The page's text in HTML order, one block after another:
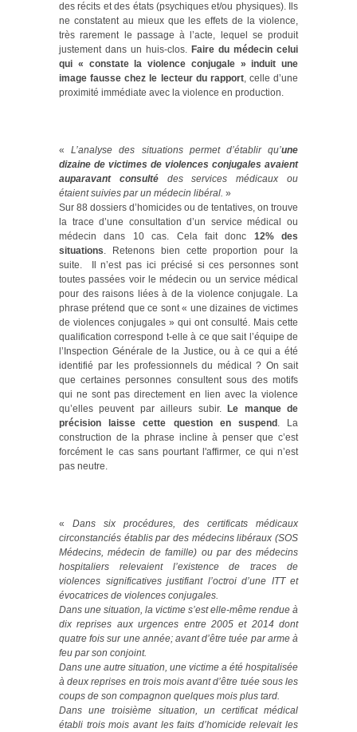
des récits et des états (psychiques et/ou physiques). Ils
ne constatent au mieux que les effets de la violence,
très rarement le passage à l’acte, lequel se produit
justement dans un huis-clos. Faire du médecin celui
qui « constate la violence conjugale » induit une
image fausse chez le lecteur du rapport, celle d’une
proximité immédiate avec la violence en production.
«L’analyse des situations permet d’établir qu’une
dizaine de victimes de violences conjugales avaient
auparavant consultédes services médicaux ou
étaient suivies par un médecin libéral. »
Sur 88 dossiers d’homicides ou de tentatives, on trouve
la trace d’une consultation d’un service médical ou
médecin dans 10 cas. Cela fait donc 12% des
situations. Retenons bien cette proportion pour la
suite. Il n’est pas ici précisé si ces personnes sont
toutes passées voir le médecin ou un service médical
pour des raisons liées à de la violence conjugale. La
phrase prétend que ce sont « une dizaines de victimes
de violences conjugales » qui ont consulté. Mais cette
qualification correspond t-elle à ce que sait l’équipe de
l’Inspection Générale de la Justice, ou à ce qui a été
identifié par les professionnels du médical ? On sait
que certaines personnes consultent sous des motifs
qui ne sont pas directement en lien avec la violence
qu’elles peuvent par ailleurs subir.
Le manque de
précision laisse cette question en suspend . La
construction de la phrase incline à penser que c’est
forcément le cas sans pourtant l'affirmer, ce qui n’est
pas neutre.
« Dans six procédures, des certificats médicaux
circonstanciés établis par des médecins libéraux (SOS
Médecins, médecin de famille) ou par des médecins
hospitaliers relevaient l’existence de traces de
violences significatives justifiant l’octroi d’une ITT et
évocatrices de violences conjugales.
Dans une situation, la victime s’est elle-même rendue à
dix reprises aux urgences entre 2005 et 2014 dont
quatre fois sur une année; avant d’être tuée par arme à
feu par son conjoint.
Dans une autre situation, une victime a été hospitalisée
à deux reprises en trois mois avant d’être tuée sous les
coups de son compagnon quelques mois plus tard.
Dans une troisième situation, un certificat médical
établi trois mois avant les faits d’homicide relevait les